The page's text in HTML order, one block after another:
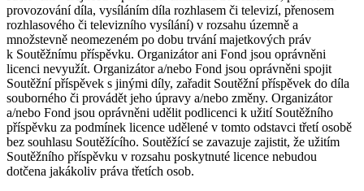
provozování díla, vysíláním díla rozhlasem či televizí, přenosem
rozhlasového či televizního vysílání) v rozsahu územně a
množstevně neomezeném po dobu trvání majetkových práv
k Soutěžnímu příspěvku. Organizátor ani Fond jsou oprávněni
licenci nevyužít. Organizátor a/nebo Fond jsou oprávněni spojit
Soutěžní příspěvek s jinými díly, zařadit Soutěžní příspěvek do díla
souborného či provádět jeho úpravy a/nebo změny. Organizátor
a/nebo Fond jsou oprávněni udělit podlicenci k užití Soutěžního
příspěvku za podmínek licence udělené v tomto odstavci třetí osobě
bez souhlasu Soutěžícího. Soutěžící se zavazuje zajistit, že užitím
Soutěžního příspěvku v rozsahu poskytnuté licence nebudou
dotčena jakákoliv práva třetích osob.